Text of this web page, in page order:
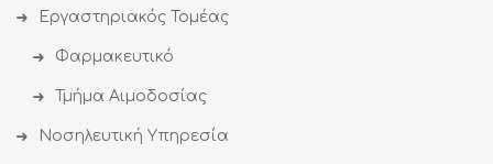
Εργαστηριακός Τομέας
Φαρμακευτικό
Τμήμα Αιμοδοσίας
Νοσηλευτική Υπηρεσία